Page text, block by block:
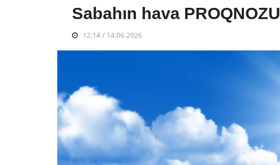
Sabahın hava PROQNOZU
12:14 / 14.06.2026